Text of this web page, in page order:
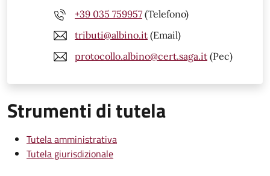
+39 035 759957 (Telefono)
tributi@albino.it (Email)
protocollo.albino@cert.saga.it (Pec)
Strumenti di tutela
Tutela amministrativa
Tutela giurisdizionale